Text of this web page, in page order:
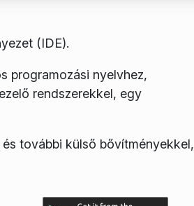
(IDE).
programozási nyelvhez,
rendszerekkel, egy
további külső bővítményekkel,